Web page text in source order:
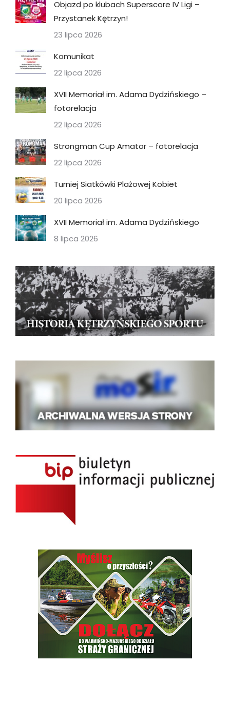
Objazd po klubach Superscore IV Ligi –
Przystanek Kętrzyn!
23 lipca 2026
Komunikat
22 lipca 2026
XVII Memoriał im. Adama Dydzińskiego –
fotorelacja
22 lipca 2026
Strongman Cup Amator – fotorelacja
22 lipca 2026
Turniej Siatkówki Plażowej Kobiet
20 lipca 2026
XVII Memoriał im. Adama Dydzińskiego
8 lipca 2026